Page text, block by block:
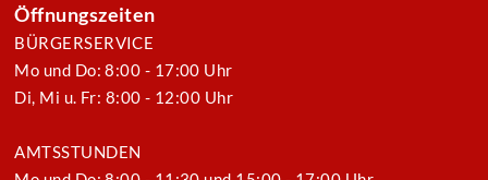
Öffnungszeiten
BÜRGERSERVICE
Mo und Do: 8:00 - 17:00 Uhr
Di, Mi u. Fr: 8:00 - 12:00 Uhr
AMTSSTUNDEN